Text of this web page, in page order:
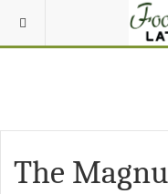
The